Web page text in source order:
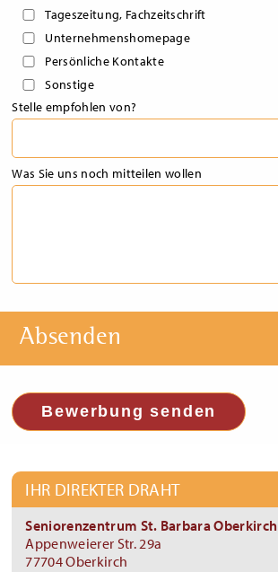
Tageszeitung, Fachzeitschrift
Unternehmenshomepage
Persönliche Kontakte
Sonstige
Stelle empfohlen von?
Was Sie uns noch mitteilen wollen
Absenden
Bewerbung senden
IHR DIREKTER DRAHT
Seniorenzentrum St. Barbara Oberkirch
Appenweierer Str. 29a
77704 Oberkirch